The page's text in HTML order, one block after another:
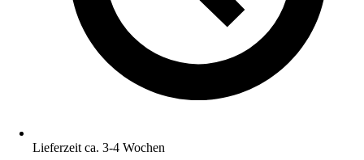
Lieferzeit ca. 3-4 Wochen